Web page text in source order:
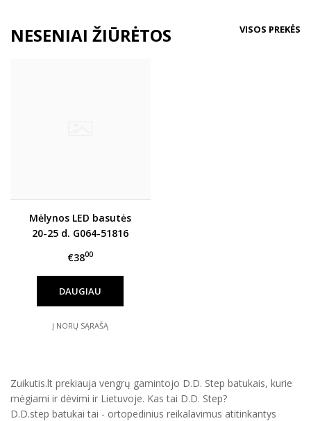
NESENIAI ŽIŪRĖTOS VISOS PREKĖS
Mėlynos LED basutės
20-25 d. G064-51816
€3800
DAUGIAU
Į NORŲ SĄRAŠĄ
Zuikutis.lt prekiauja vengrų gamintojo D.D. Step batukais, kurie
mėgiami ir dėvimi ir Lietuvoje. Kas tai D.D. Step?
D.D.step batukai tai - ortopedinius reikalavimus atitinkantys